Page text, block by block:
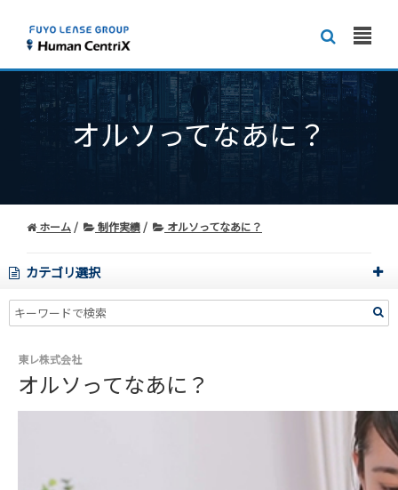
オルソってなあに？
ホーム 制作実績 オルソってなあに？
カテゴリ選択
東レ株式会社
オルソってなあに？